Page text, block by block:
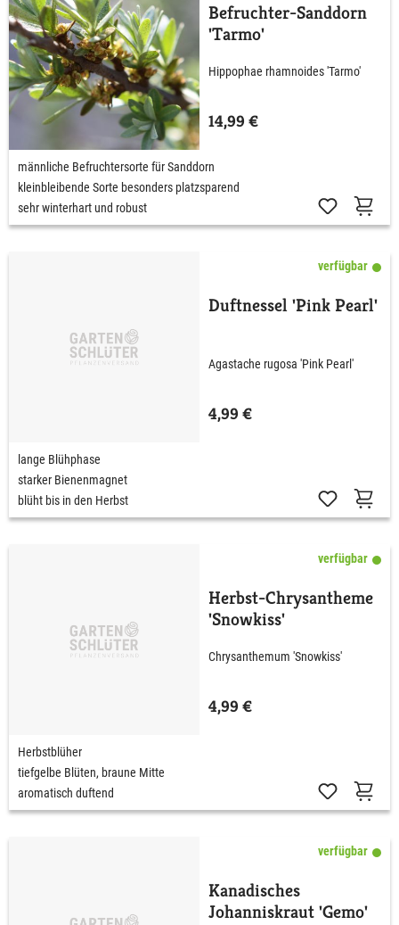
Befruchter-Sanddorn
'Tarmo'
Hippophae rhamnoides 'Tarmo'
14,99 €
männliche Befruchtersorte für Sanddorn
kleinbleibende Sorte besonders platzsparend
sehr winterhart und robust
verfügbar
Duftnessel 'Pink Pearl'
Agastache rugosa 'Pink Pearl'
4,99 €
lange Blühphase
starker Bienenmagnet
blüht bis in den Herbst
verfügbar
Herbst-Chrysantheme
'Snowkiss'
Chrysanthemum 'Snowkiss'
4,99 €
Herbstblüher
tiefgelbe Blüten, braune Mitte
aromatisch duftend
verfügbar
Kanadisches
Johanniskraut 'Gemo'